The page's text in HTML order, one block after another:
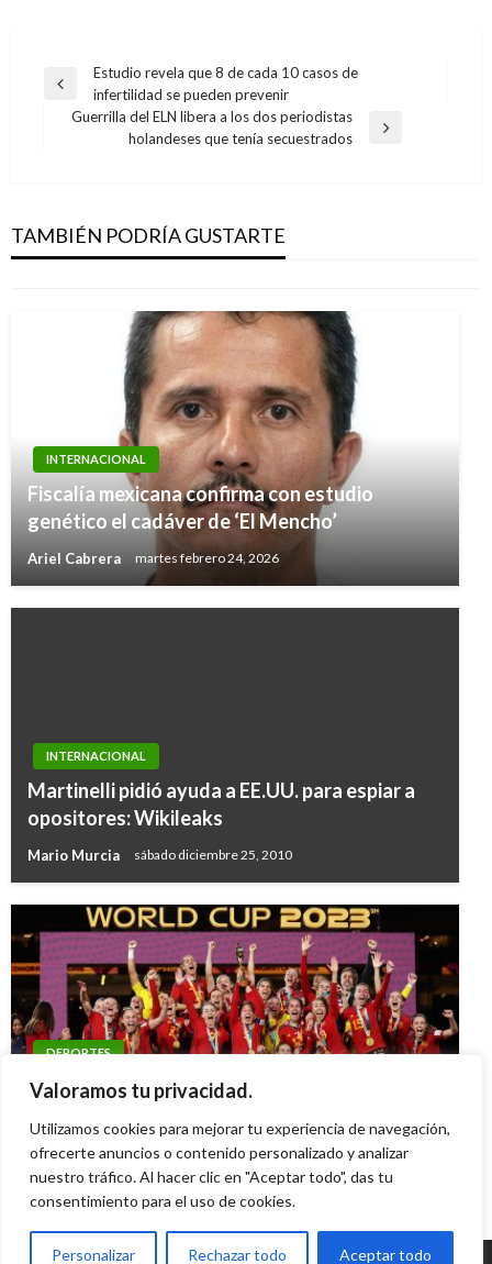
Valoramos tu privacidad.
Utilizamos cookies para mejorar tu experiencia de navegación,
ofrecerte anuncios o contenido personalizado y analizar
nuestro tráfico. Al hacer clic en "Aceptar todo", das tu
consentimiento para el uso de cookies.
Personalizar Rechazar todo Aceptar todo
Navegación
entradas
Entrada
anterior
Estudio revela que 8 de cada 10 casos de
infertilidad se pueden prevenir
Guerrilla del ELN libera a los dos periodistas
holandeses que tenía secuestrados
TAMBIÉN PODRÍA GUSTARTE
INTERNACIONAL
Esequibo
Ariel Cabrera viernes septiembre 6, 2019
INTERNACIONAL
Fiscalía mexicana confirma con estudio
genético el cadáver de ‘El Mencho’
Ariel Cabrera martes febrero 24, 2026
INTERNACIONAL
Martinelli pidió ayuda a EE.UU. para espiar a
opositores: Wikileaks
Mario Murcia sábado diciembre 25, 2010
DEPORTES
España se alzó con la copa Mundial Femenina
Ariel Cabrera domingo agosto 20, 2023